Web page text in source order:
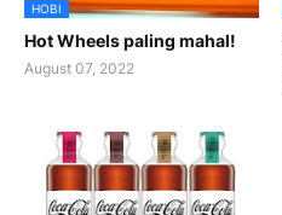
HOBI
Hot Wheels paling mahal!
August 07, 2022